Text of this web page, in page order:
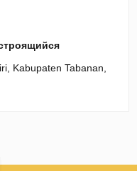
Kabupaten Tabanan,